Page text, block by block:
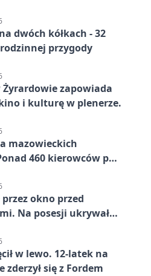
dwóch kółkach - 32
przygody
Żyrardowie zapowiada
i kulturę w plenerze.
mazowieckich
460 kierowców po
przez okno przed
Na posesji ukrywał
w lewo. 12-latek na
zderzył się z Fordem